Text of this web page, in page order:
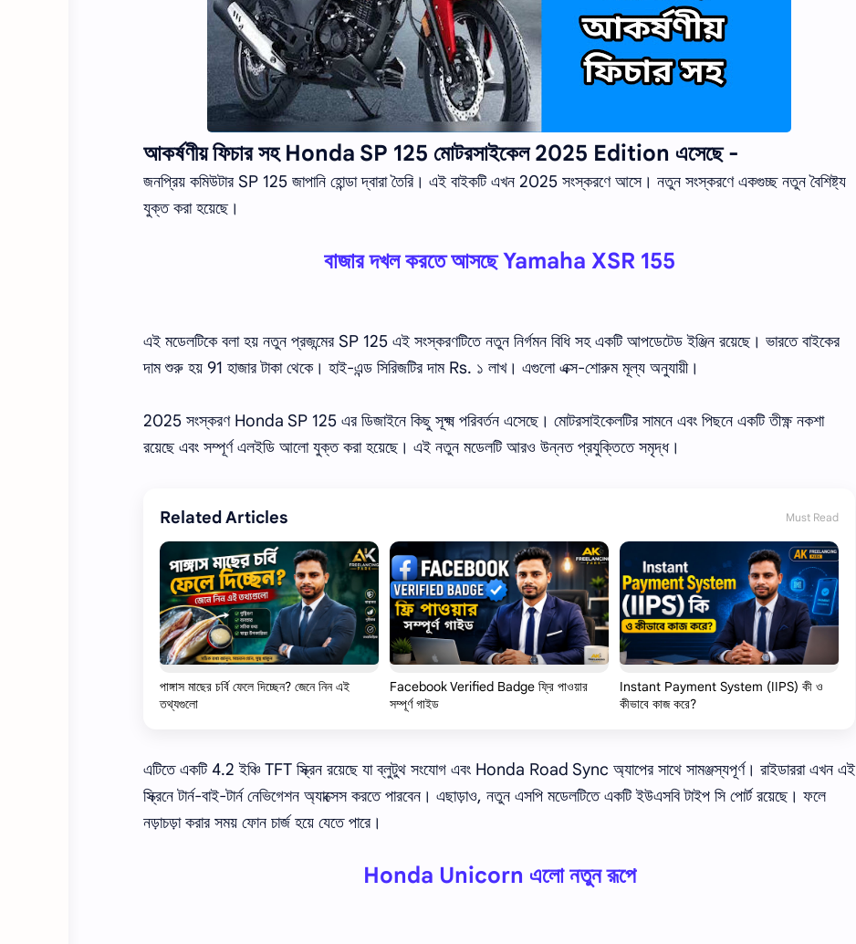
আকর্ষণীয় ফিচার সহ Honda SP 125 মোটরসাইকেল 2025 Edition এসেছে -
জনপ্রিয় কমিউটার SP 125 জাপানি হোন্ডা দ্বারা তৈরি। এই বাইকটি এখন 2025 সংস্করণে আসে। নতুন সংস্করণে একগুচ্ছ নতুন বৈশিষ্ট্য
যুক্ত করা হয়েছে।
বাজার দখল করতে আসছে Yamaha XSR 155
এই মডেলটিকে বলা হয় নতুন প্রজন্মের SP 125 এই সংস্করণটিতে নতুন নির্গমন বিধি সহ একটি আপডেটেড ইঞ্জিন রয়েছে। ভারতে বাইকের
দাম শুরু হয় 91 হাজার টাকা থেকে। হাই-এন্ড সিরিজটির দাম Rs. ১ লাখ। এগুলো এক্স-শোরুম মূল্য অনুযায়ী।
2025 সংস্করণ Honda SP 125 এর ডিজাইনে কিছু সূক্ষ্ম পরিবর্তন এসেছে। মোটরসাইকেলটির সামনে এবং পিছনে একটি তীক্ষ্ণ নকশা
রয়েছে এবং সম্পূর্ণ এলইডি আলো যুক্ত করা হয়েছে। এই নতুন মডেলটি আরও উন্নত প্রযুক্তিতে সমৃদ্ধ।
Related Articles Must Read
পাঙ্গাস মাছের চর্বি ফেলে দিচ্ছেন? জেনে নিন এই
তথ্যগুলো
Facebook Verified Badge ফ্রি পাওয়ার
সম্পূর্ণ গাইড
Instant Payment System (IIPS) কী ও
কীভাবে কাজ করে?
এটিতে একটি 4.2 ইঞ্চি TFT স্ক্রিন রয়েছে যা ব্লুটুথ সংযোগ এবং Honda Road Sync অ্যাপের সাথে সামঞ্জস্যপূর্ণ। রাইডাররা এখন এই
স্ক্রিনে টার্ন-বাই-টার্ন নেভিগেশন অ্যাক্সেস করতে পারবেন। এছাড়াও, নতুন এসপি মডেলটিতে একটি ইউএসবি টাইপ সি পোর্ট রয়েছে। ফলে
নড়াচড়া করার সময় ফোন চার্জ হয়ে যেতে পারে।
Honda Unicorn এলো নতুন রূপে